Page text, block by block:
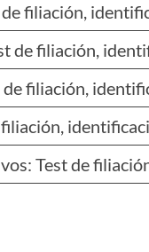
filiación,
de filiación,
filiación,
Test de